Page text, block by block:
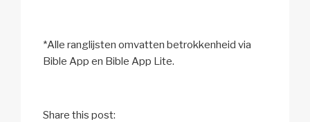
*Alle ranglijsten omvatten betrokkenheid via
Bible App en Bible App Lite.
Share this post: